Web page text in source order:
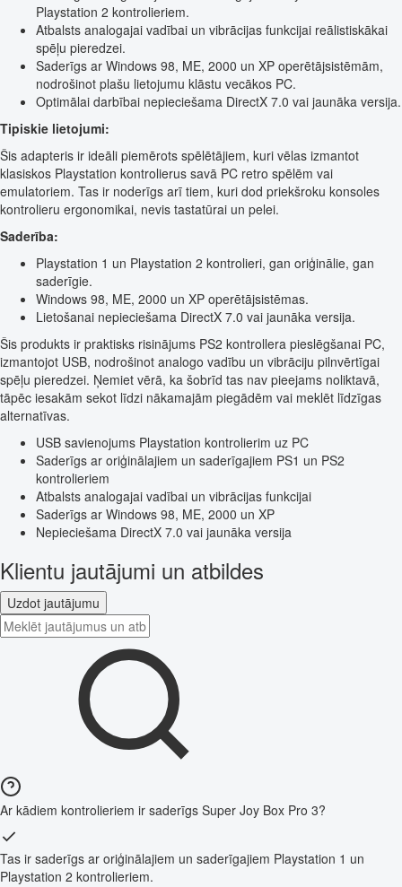
Playstation 2 kontrolieriem.
Atbalsts analogajai vadībai un vibrācijas funkcijai reālistiskākai
spēļu pieredzei.
Saderīgs ar Windows 98, ME, 2000 un XP operētājsistēmām,
nodrošinot plašu lietojumu klāstu vecākos PC.
Optimālai darbībai nepieciešama DirectX 7.0 vai jaunāka versija.
Tipiskie lietojumi:
Šis adapteris ir ideāli piemērots spēlētājiem, kuri vēlas izmantot
klasiskos Playstation kontrolierus savā PC retro spēlēm vai
emulatoriem. Tas ir noderīgs arī tiem, kuri dod priekšroku konsoles
kontrolieru ergonomikai, nevis tastatūrai un pelei.
Saderība:
Playstation 1 un Playstation 2 kontrolieri, gan oriģinālie, gan
saderīgie.
Windows 98, ME, 2000 un XP operētājsistēmas.
Lietošanai nepieciešama DirectX 7.0 vai jaunāka versija.
Šis produkts ir praktisks risinājums PS2 kontrollera pieslēgšanai PC,
izmantojot USB, nodrošinot analogo vadību un vibrāciju pilnvērtīgai
spēļu pieredzei. Ņemiet vērā, ka šobrīd tas nav pieejams noliktavā,
tāpēc iesakām sekot līdzi nākamajām piegādēm vai meklēt līdzīgas
alternatīvas.
USB savienojums Playstation kontrolierim uz PC
Saderīgs ar oriģinālajiem un saderīgajiem PS1 un PS2
kontrolieriem
Atbalsts analogajai vadībai un vibrācijas funkcijai
Saderīgs ar Windows 98, ME, 2000 un XP
Nepieciešama DirectX 7.0 vai jaunāka versija
Klientu jautājumi un atbildes
Uzdot jautājumu
Ar kādiem kontrolieriem ir saderīgs Super Joy Box Pro 3?
Tas ir saderīgs ar oriģinālajiem un saderīgajiem Playstation 1 un
Playstation 2 kontrolieriem.